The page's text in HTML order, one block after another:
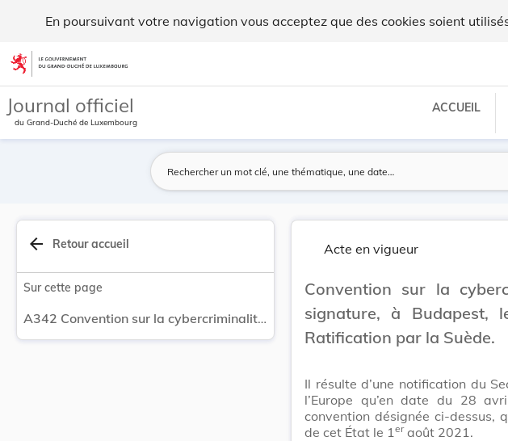
En poursuivant votre navigation vous acceptez que des cookies soient
Aller au contenu
Journal officiel
du Grand-Duché de Luxembourg
ACCUEIL
arrow_back Retour accueil
Sur cette page
A342 Convention sur la cybercriminalité, ouverte à la signature, à Budapest, le 23 novembre 2001 - Ratification par la Suède.
Acte en vigueur
Convention sur la
signature, à Budapest,
Ratification par la Suède.
Il résulte d’une notification du
l’Europe qu’en date du 28
convention désignée ci-dessus,
de cet État le 1 eraoût 2021.